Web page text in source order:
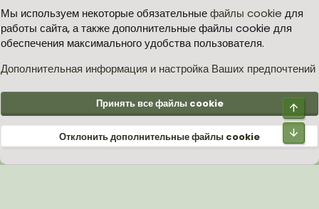
Политика в отношении обработки персональных данных
Согласие на обработку персональных данных
Помощь Главная
R
Community platform by XenForo ® © 2010-2026 XenForo Ltd.
Мы используем некоторые обязательныефайлы cookie для
работы сайта, а также дополнительные файлы cookie для
обеспечения максимального удобства пользователя.
Дополнительная информация и настройка Ваших предпочтений
Принять все файлы cookie
Отклонить дополнительные файлы cookie